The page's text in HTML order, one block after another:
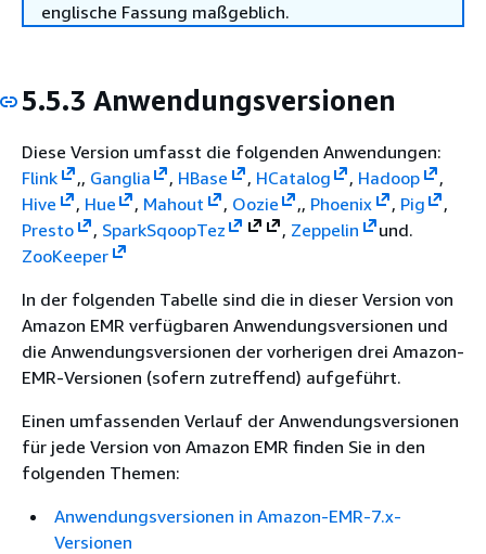
englische Fassung maßgeblich.
5.5.3 Anwendungsversionen
Diese Version umfasst die folgenden Anwendungen:
Flink
,, Ganglia , HBase , HCatalog , Hadoop
,
Hive
, Hue , Mahout , Oozie ,, Phoenix , Pig
,
Presto
, SparkSqoopTez , Zeppelin
und.
ZooKeeper
In der folgenden Tabelle sind die in dieser Version von
Amazon EMR verfügbaren Anwendungsversionen und
die Anwendungsversionen der vorherigen drei Amazon-
EMR-Versionen (sofern zutreffend) aufgeführt.
Einen umfassenden Verlauf der Anwendungsversionen
für jede Version von Amazon EMR finden Sie in den
folgenden Themen:
Anwendungsversionen in Amazon-EMR-7.x-
Versionen